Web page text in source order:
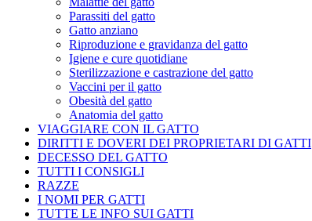
Parassiti del gatto
Gatto anziano
Riproduzione e gravidanza del gatto
Igiene e cure quotidiane
Sterilizzazione e castrazione del gatto
Vaccini per il gatto
Obesità del gatto
Anatomia del gatto
VIAGGIARE CON IL GATTO
DIRITTI E DOVERI DEI PROPRIETARI DI GATTI
DECESSO DEL GATTO
TUTTI I CONSIGLI
RAZZE
I NOMI PER GATTI
TUTTE LE INFO SUI GATTI